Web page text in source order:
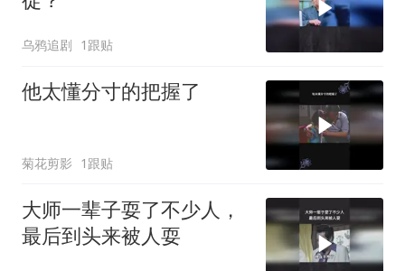
乌鸦追剧 1跟贴
他太懂分寸的把握了
菊花剪影 1跟贴
大师一辈子耍了不少人，
最后到头来被人耍